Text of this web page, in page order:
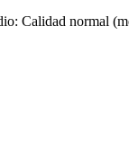
Calidad normal